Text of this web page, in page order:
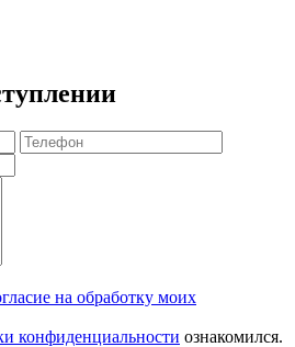
на обработку моих
конфиденциальности ознакомился.